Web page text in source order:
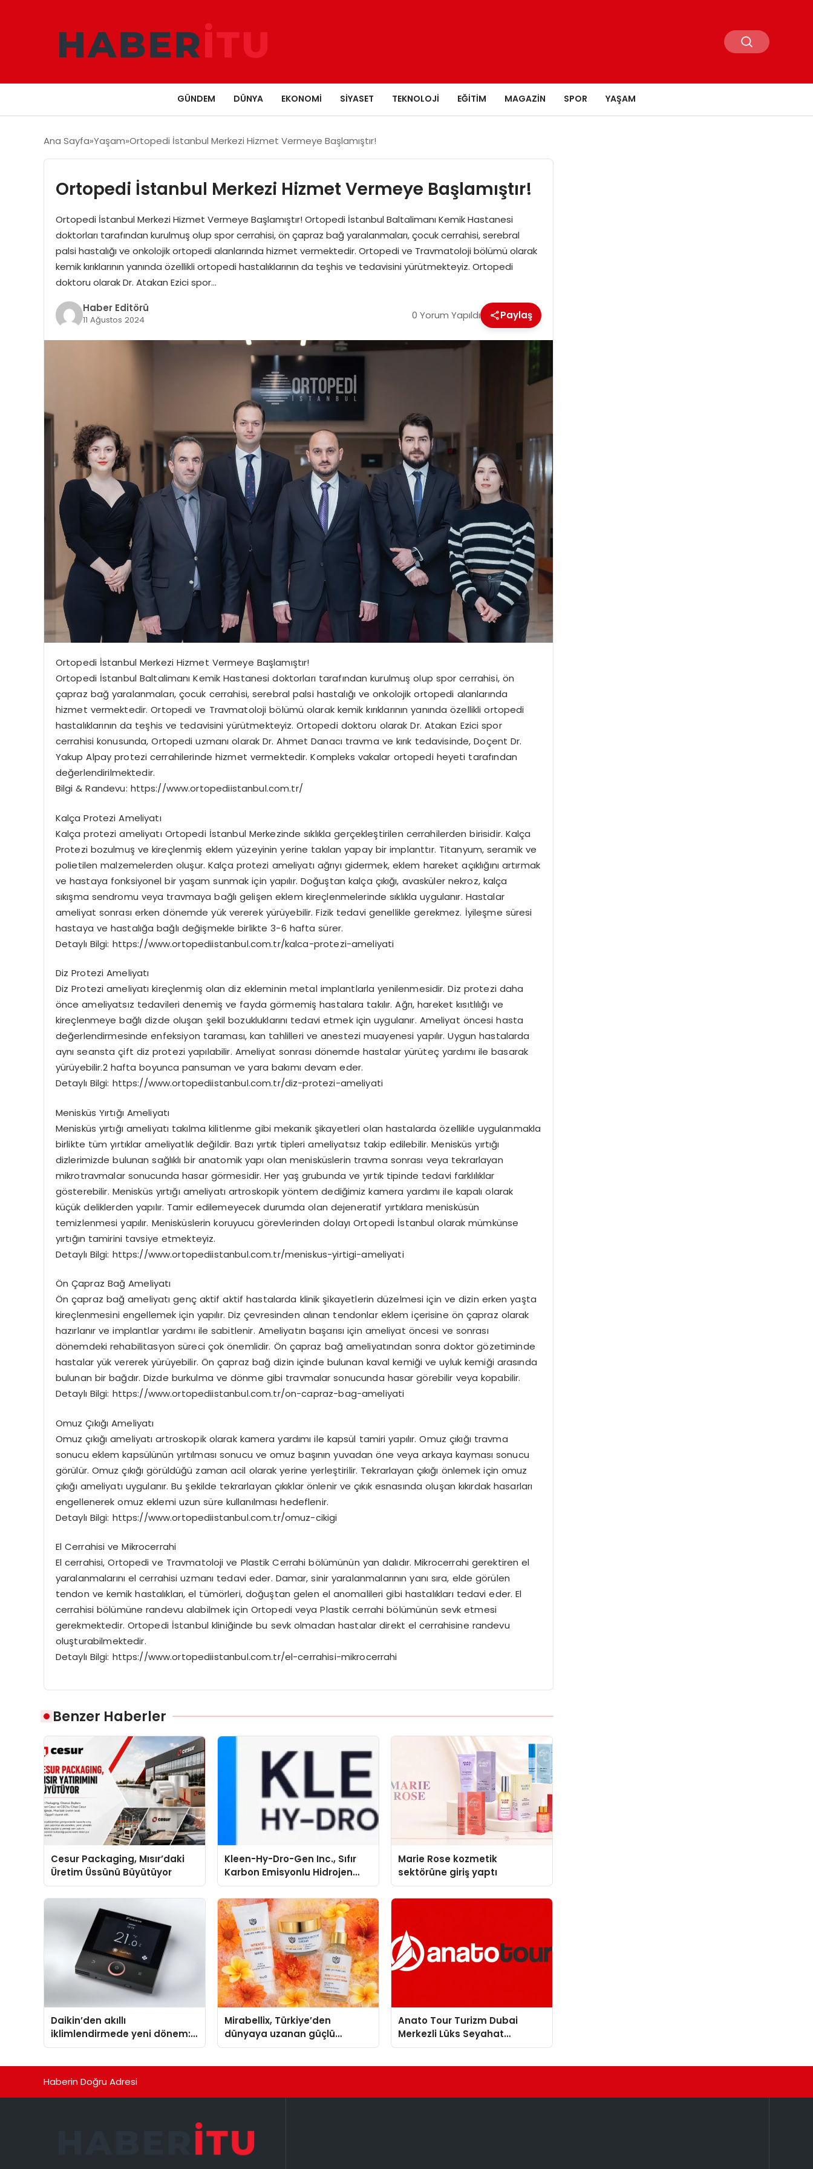
GÜNDEM DÜNYA EKONOMI SIYASET TEKNOLOJI EĞITIM MAGAZIN SPOR YAŞAM
Ana Sayfa Yaşam Ortopedi İstanbul Merkezi Hizmet Vermeye Başlamıştır!
Ortopedi İstanbul Merkezi Hizmet Vermeye Başlamıştır!
Ortopedi İstanbul Merkezi Hizmet Vermeye Başlamıştır! Ortopedi İstanbul Baltalimanı Kemik Hastanesi
doktorları tarafından kurulmuş olup spor cerrahisi, ön çapraz bağ yaralanmaları, çocuk cerrahisi, serebral
palsi hastalığı ve onkolojik ortopedi alanlarında hizmet vermektedir. Ortopedi ve Travmatoloji bölümü olarak
kemik kırıklarının yanında özellikli ortopedi hastalıklarının da teşhis ve tedavisini yürütmekteyiz. Ortopedi
doktoru olarak Dr. Atakan Ezici spor…
Haber Editörü
11 Ağustos 2024 0 Yorum Yapıldı Paylaş
Ortopedi İstanbul Merkezi Hizmet Vermeye Başlamıştır!
Ortopedi İstanbul Baltalimanı Kemik Hastanesi doktorları tarafından kurulmuş olup spor cerrahisi, ön
çapraz bağ yaralanmaları, çocuk cerrahisi, serebral palsi hastalığı ve onkolojik ortopedi alanlarında
hizmet vermektedir. Ortopedi ve Travmatoloji bölümü olarak kemik kırıklarının yanında özellikli ortopedi
hastalıklarının da teşhis ve tedavisini yürütmekteyiz. Ortopedi doktoru olarak Dr. Atakan Ezici spor
cerrahisi konusunda, Ortopedi uzmanı olarak Dr. Ahmet Danacı travma ve kırık tedavisinde, Doçent Dr.
Yakup Alpay protezi cerrahilerinde hizmet vermektedir. Kompleks vakalar ortopedi heyeti tarafından
değerlendirilmektedir.
Bilgi & Randevu: https://www.ortopediistanbul.com.tr/
Kalça Protezi Ameliyatı
Kalça protezi ameliyatı Ortopedi İstanbul Merkezinde sıklıkla gerçekleştirilen cerrahilerden birisidir. Kalça
Protezi bozulmuş ve kireçlenmiş eklem yüzeyinin yerine takılan yapay bir implanttır. Titanyum, seramik ve
polietilen malzemelerden oluşur. Kalça protezi ameliyatı ağrıyı gidermek, eklem hareket açıklığını artırmak
ve hastaya fonksiyonel bir yaşam sunmak için yapılır. Doğuştan kalça çıkığı, avasküler nekroz, kalça
sıkışma sendromu veya travmaya bağlı gelişen eklem kireçlenmelerinde sıklıkla uygulanır. Hastalar
ameliyat sonrası erken dönemde yük vererek yürüyebilir. Fizik tedavi genellikle gerekmez. İyileşme süresi
hastaya ve hastalığa bağlı değişmekle birlikte 3-6 hafta sürer.
Detaylı Bilgi: https://www.ortopediistanbul.com.tr/kalca-protezi-ameliyati
Diz Protezi Ameliyatı
Diz Protezi ameliyatı kireçlenmiş olan diz ekleminin metal implantlarla yenilenmesidir. Diz protezi daha
önce ameliyatsız tedavileri denemiş ve fayda görmemiş hastalara takılır. Ağrı, hareket kısıtlılığı ve
kireçlenmeye bağlı dizde oluşan şekil bozukluklarını tedavi etmek için uygulanır. Ameliyat öncesi hasta
değerlendirmesinde enfeksiyon taraması, kan tahlilleri ve anestezi muayenesi yapılır. Uygun hastalarda
aynı seansta çift diz protezi yapılabilir. Ameliyat sonrası dönemde hastalar yürüteç yardımı ile basarak
yürüyebilir.2 hafta boyunca pansuman ve yara bakımı devam eder.
Detaylı Bilgi: https://www.ortopediistanbul.com.tr/diz-protezi-ameliyati
Menisküs Yırtığı Ameliyatı
Menisküs yırtığı ameliyatı takılma kilitlenme gibi mekanik şikayetleri olan hastalarda özellikle uygulanmakla
birlikte tüm yırtıklar ameliyatlık değildir. Bazı yırtık tipleri ameliyatsız takip edilebilir. Menisküs yırtığı
dizlerimizde bulunan sağlıklı bir anatomik yapı olan menisküslerin travma sonrası veya tekrarlayan
mikrotravmalar sonucunda hasar görmesidir. Her yaş grubunda ve yırtık tipinde tedavi farklılıklar
gösterebilir. Menisküs yırtığı ameliyatı artroskopik yöntem dediğimiz kamera yardımı ile kapalı olarak
küçük deliklerden yapılır. Tamir edilemeyecek durumda olan dejeneratif yırtıklara menisküsün
temizlenmesi yapılır. Menisküslerin koruyucu görevlerinden dolayı Ortopedi İstanbul olarak mümkünse
yırtığın tamirini tavsiye etmekteyiz.
Detaylı Bilgi: https://www.ortopediistanbul.com.tr/meniskus-yirtigi-ameliyati
Ön Çapraz Bağ Ameliyatı
Ön çapraz bağ ameliyatı genç aktif aktif hastalarda klinik şikayetlerin düzelmesi için ve dizin erken yaşta
kireçlenmesini engellemek için yapılır. Diz çevresinden alınan tendonlar eklem içerisine ön çapraz olarak
hazırlanır ve implantlar yardımı ile sabitlenir. Ameliyatın başarısı için ameliyat öncesi ve sonrası
dönemdeki rehabilitasyon süreci çok önemlidir. Ön çapraz bağ ameliyatından sonra doktor gözetiminde
hastalar yük vererek yürüyebilir. Ön çapraz bağ dizin içinde bulunan kaval kemiği ve uyluk kemiği arasında
bulunan bir bağdır. Dizde burkulma ve dönme gibi travmalar sonucunda hasar görebilir veya kopabilir.
Detaylı Bilgi: https://www.ortopediistanbul.com.tr/on-capraz-bag-ameliyati
Omuz Çıkığı Ameliyatı
Omuz çıkığı ameliyatı artroskopik olarak kamera yardımı ile kapsül tamiri yapılır. Omuz çıkığı travma
sonucu eklem kapsülünün yırtılması sonucu ve omuz başının yuvadan öne veya arkaya kayması sonucu
görülür. Omuz çıkığı görüldüğü zaman acil olarak yerine yerleştirilir. Tekrarlayan çıkığı önlemek için omuz
çıkığı ameliyatı uygulanır. Bu şekilde tekrarlayan çıkıklar önlenir ve çıkık esnasında oluşan kıkırdak hasarları
engellenerek omuz eklemi uzun süre kullanılması hedeflenir.
Detaylı Bilgi: https://www.ortopediistanbul.com.tr/omuz-cikigi
El Cerrahisi ve Mikrocerrahi
El cerrahisi, Ortopedi ve Travmatoloji ve Plastik Cerrahi bölümünün yan dalıdır. Mikrocerrahi gerektiren el
yaralanmalarını el cerrahisi uzmanı tedavi eder. Damar, sinir yaralanmalarının yanı sıra, elde görülen
tendon ve kemik hastalıkları, el tümörleri, doğuştan gelen el anomalileri gibi hastalıkları tedavi eder. El
cerrahisi bölümüne randevu alabilmek için Ortopedi veya Plastik cerrahi bölümünün sevk etmesi
gerekmektedir. Ortopedi İstanbul kliniğinde bu sevk olmadan hastalar direkt el cerrahisine randevu
oluşturabilmektedir.
Detaylı Bilgi: https://www.ortopediistanbul.com.tr/el-cerrahisi-mikrocerrahi
Benzer Haberler
Cesur Packaging, Mısır’daki
Üretim Üssünü Büyütüyor
Kleen-Hy-Dro-Gen Inc., Sıfır
Karbon Emisyonlu Hidrojen
Isıtma Teknolojisinde ISO ve
TSSA Düzenleyici Onaylarını
Aldı
Marie Rose kozmetik
sektörüne giriş yaptı
Daikin’den akıllı
iklimlendirmede yeni dönem:
Madoka Plus Türkiye’de
Mirabellix, Türkiye’den
dünyaya uzanan güçlü
büyümesini sürdürüyor
Anato Tour Turizm Dubai
Merkezli Lüks Seyahat
Hizmetleriyle Küresel
Haberin Doğru Adresi